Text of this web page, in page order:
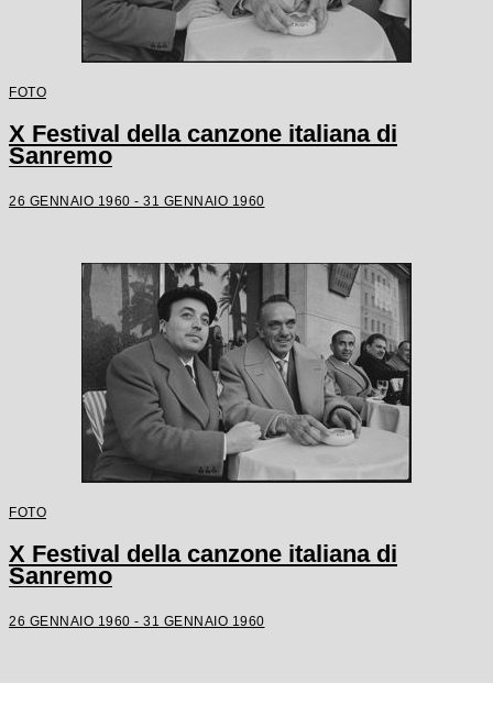
FOTO
X Festival della canzone italiana di
Sanremo
26 GENNAIO 1960 - 31 GENNAIO 1960
FOTO
X Festival della canzone italiana di
Sanremo
26 GENNAIO 1960 - 31 GENNAIO 1960